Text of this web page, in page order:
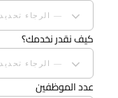
— الرجاء تحديد اختيار —
كيف نقدر نخدمك؟
— الرجاء تحديد اختيار —
عدد الموظفين